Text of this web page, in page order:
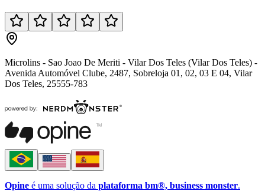
Microlins - Sao Joao De Meriti - Vilar Dos Teles (Vilar Dos Teles) -
Avenida Automóvel Clube, 2487, Sobreloja 01, 02, 03 E 04, Vilar
Dos Teles, 25555-783
Opine é uma solução da plataforma bm®, business monster.